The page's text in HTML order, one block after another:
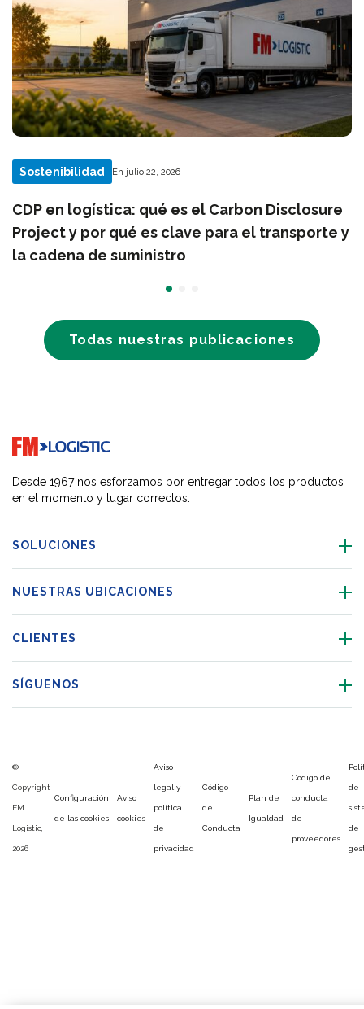
Sostenibilidad En julio 22, 2026
CDP en logística: qué es el Carbon Disclosure
Project y por qué es clave para el transporte y
la cadena de suministro
Todas nuestras publicaciones
Go to home page
Desde 1967 nos esforzamos por entregar todos los productos
en el momento y lugar correctos.
SOLUCIONES
NUESTRAS UBICACIONES
CLIENTES
SÍGUENOS
©
Copyright
FM
Logistic,
2026
Configuración
de las cookies
Aviso
cookies
Aviso
legal y
política
de
privacidad
Código
de
Conducta
Plan de
Igualdad
Código de
conducta
de
proveedores
de
de